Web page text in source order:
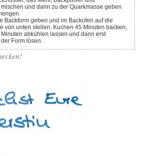
und dann zu der Quarkmasse geben
von unten stellen. Kuchen 45 Minuten backen,
abkühlen lassen und dann erst
Form lösen.